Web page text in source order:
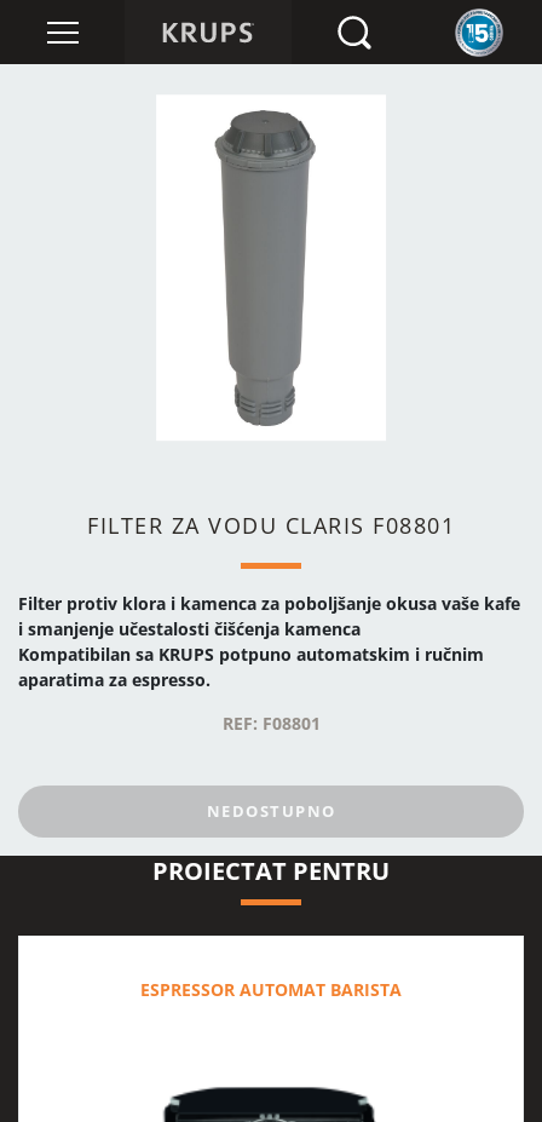
FILTER ZA VODU CLARIS F08801
Filter protiv klora i kamenca za poboljšanje okusa vaše kafe
i smanjenje učestalosti čišćenja kamenca
Kompatibilan sa KRUPS potpuno automatskim i ručnim
aparatima za espresso.
REF: F08801
NEDOSTUPNO
PROIECTAT PENTRU
ESPRESSOR AUTOMAT BARISTA